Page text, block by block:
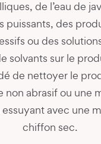
de l’eau de
puissants, des
ou des
solvants sur le
de nettoyer le
non abrasif ou une
avec une
chiffon sec.